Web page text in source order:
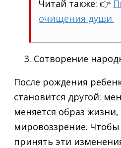
Читай также: 👉
очищения души.
Сотворение
После рождения
становится другой:
меняется образ жизни,
мировоззрение. Чтобы
принять эти